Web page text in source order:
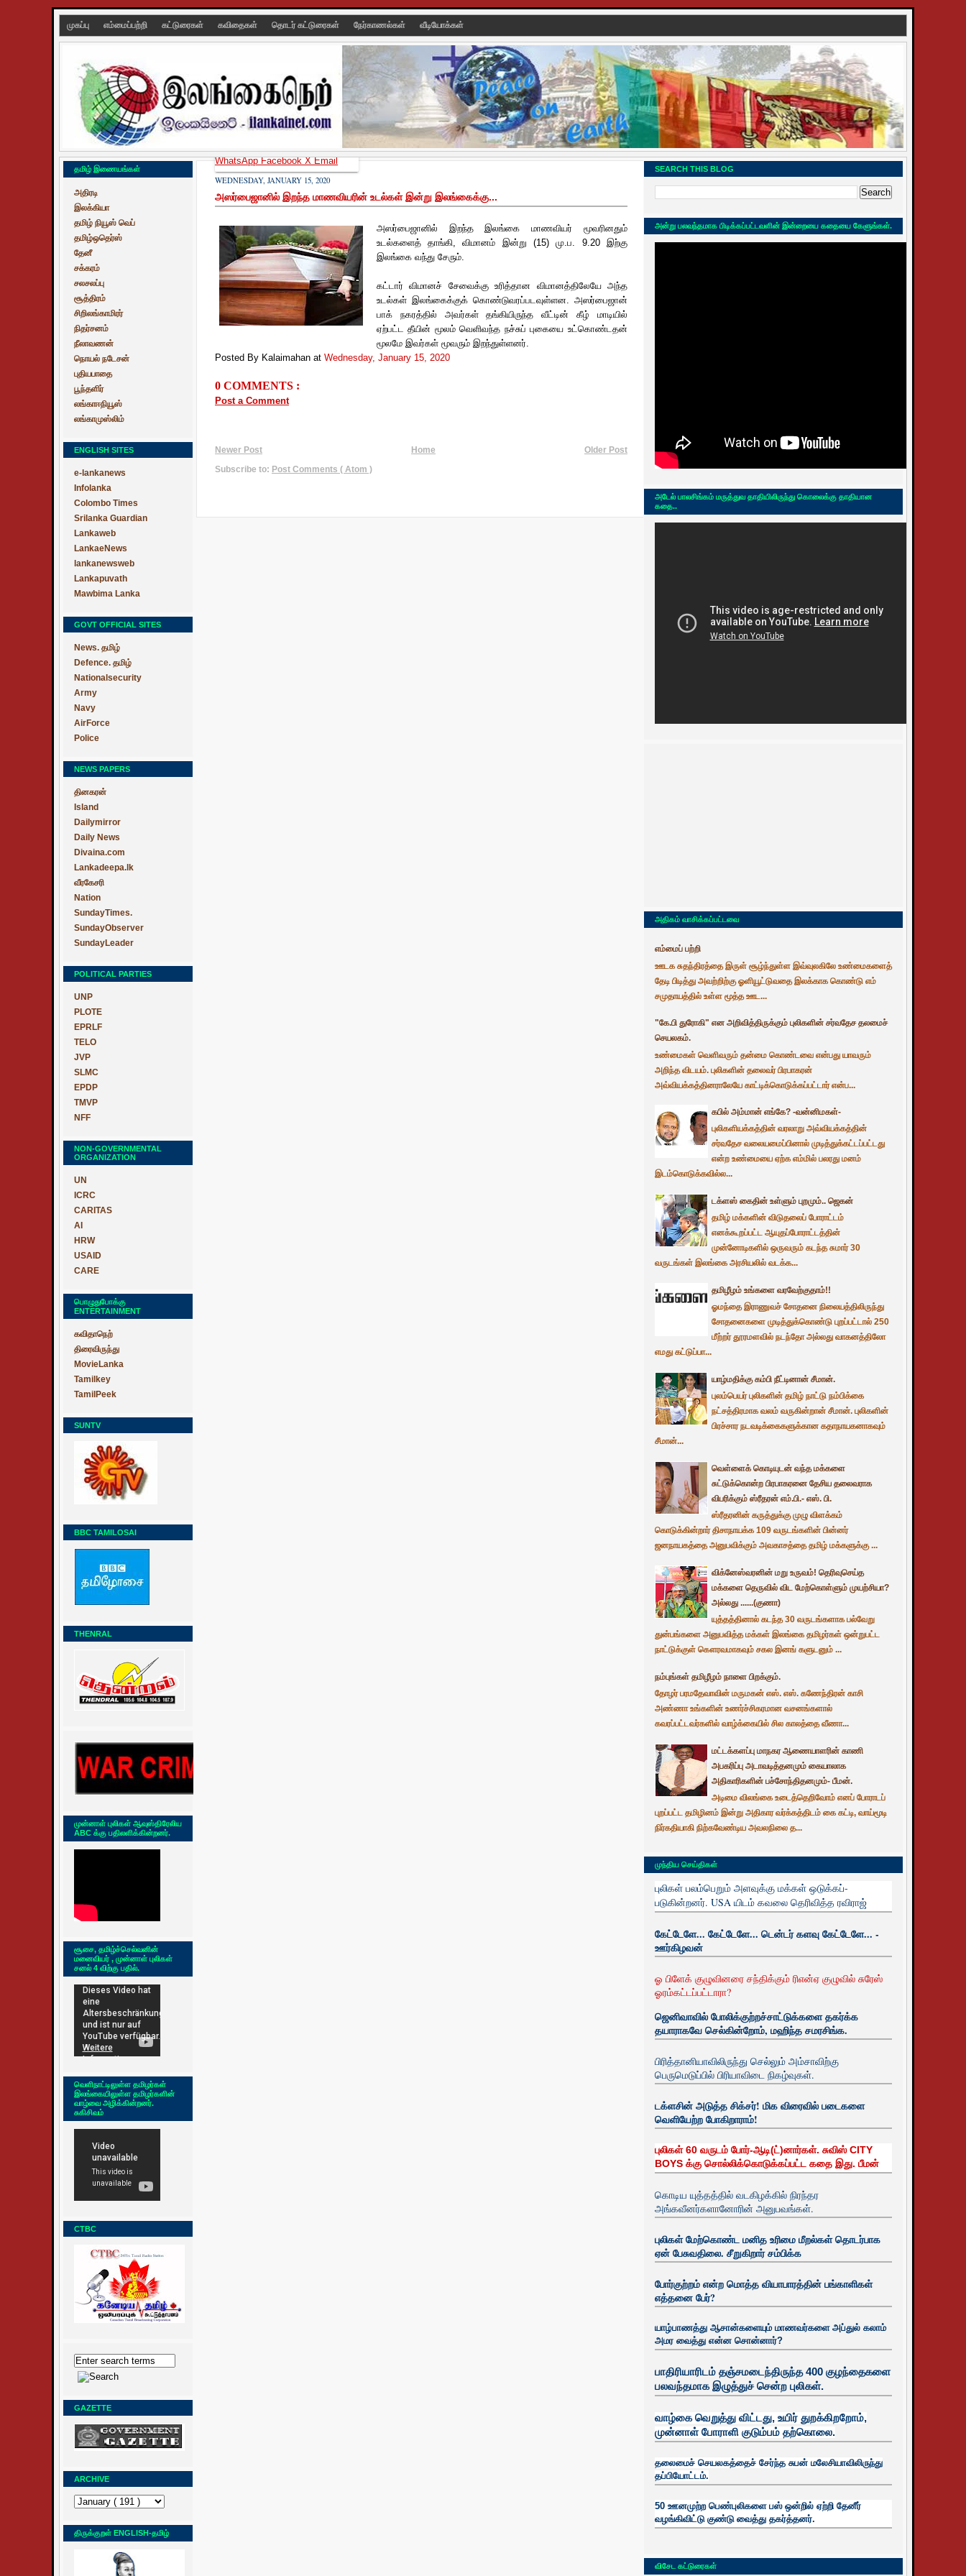
முகப்பு எம்மைப்பற்றி கட்டுரைகள் கவிதைகள் தொடர் கட்டுரைகள் நேர்காணல்கள் வீடியோக்கள்
தமிழ் இணையங்கள்
அதிரடி
இலக்கியா
தமிழ் நியூஸ் வெப்
தமிழ்ஒதெர்ஸ்
தேனீ
சக்கரம்
சலசலப்பு
சூத்திரம்
சிறிலங்காமிரர்
நிதர்சனம்
நீலாவணன்
நொயல் நடேசன்
புதியபாதை
பூந்தளிர்
லங்காஈநியூஸ்
லங்காமுஸ்லிம்
ENGLISH SITES
e-lankanews
Infolanka
Colombo Times
Srilanka Guardian
Lankaweb
LankaeNews
lankanewsweb
Lankapuvath
Mawbima Lanka
GOVT OFFICIAL SITES
News. தமிழ்
Defence. தமிழ்
Nationalsecurity
Army
Navy
AirForce
Police
NEWS PAPERS
தினகரன்
Island
Dailymirror
Daily News
Divaina.com
Lankadeepa.lk
வீரகேசரி
Nation
SundayTimes.
SundayObserver
SundayLeader
POLITICAL PARTIES
UNP
PLOTE
EPRLF
TELO
JVP
SLMC
EPDP
TMVP
NFF
NON-GOVERNMENTAL
ORGANIZATION
UN
ICRC
CARITAS
AI
HRW
USAID
CARE
பொழுதுபோக்கு
ENTERTAINMENT
கவிதாநெற்
திரைவிருந்து
MovieLanka
Tamilkey
TamilPeek
SUNTV
BBC TAMILOSAI
THENRAL
முன்னாள் புலிகள் ஆவுஸ்திரேலிய
ABC க்கு பதிலளிக்கின்றனர்.
சூசை, தமிழ்ச்செல்வனின்
மனைவியர் , முன்னாள் புலிகள்
சனல் 4 விற்கு பதில்.
வெளிநாட்டிலுள்ள தமிழர்கள்
இலங்கையிலுள்ள தமிழர்களின்
வாழ்வை அழிக்கின்றனர்.
சுகிசிவம்
CTBC
GAZETTE
ARCHIVE
திருக்குறள் ENGLISH-தமிழ்
WEDNESDAY, JANUARY 15, 2020
அஸர்பைஜானில் இறந்த மாணவியரின் உடல்கள் இன்று இலங்கைக்கு...
அஸர்பைஜானில் இறந்த இலங்கை மாணவியர் மூவரினதும்
உடல்களைத் தாங்கி, விமானம் இன்று (15) மு.ப. 9.20 இற்கு
இலங்கை வந்து சேரும்.
கட்டார் விமானச் சேவைக்கு உரித்தான விமானத்திலேயே அந்த
உடல்கள் இலங்கைக்குக் கொண்டுவரப்படவுள்ளன. அஸர்பைஜான்
பாக் நகரத்தில் அவர்கள் தங்கியிருந்த வீட்டின் கீழ் மாடியில்
ஏற்பட்ட தீயின் மூலம் வெளிவந்த நச்சுப் புகையை உட்கொண்டதன்
மூலமே இவர்கள் மூவரும் இறந்துள்ளனர்.
Posted By Kalaimahan at Wednesday, January 15, 2020
0 COMMENTS :
Post a Comment
Newer Post Older Post
Home
Subscribe to: Post Comments ( Atom )
WhatsAppFacebookXEmail
SEARCH THIS BLOG
அன்று பலவந்தமாக பிடிக்கப்பட்டவளின் இன்றையை கதையை கேளுங்கள்.
அடேல் பாலசிங்கம் மருத்துவ தாதியிலிருந்து கொலைக்கு தாதியான
கதை..
அதிகம் வாசிக்கப்பட்டவை
எம்மைப் பற்றி
ஊடக சுதந்திரத்தை இருள் சூழ்ந்துள்ள இவ்வுலகிலே உண்மைகளைத்
தேடி பிடித்து அவற்றிற்கு ஓளியூட்டுவதை இலக்காக கொண்டு எம்
சமுதாயத்தில் உள்ள மூத்த ஊட...
"கே.பி துரோகி" என அறிவித்திருக்கும் புலிகளின் சர்வதேச தலமைச்
செயலகம்.
உண்மைகள் வெளிவரும் தன்மை கொண்டவை என்பது யாவரும்
அறிந்த விடயம். புலிகளின் தலைவர் பிரபாகரன்
அவ்வியக்கத்தினராலேயே காட்டிக்கொடுக்கப்பட்டார் என்ப...
கபில் அம்மான் எங்கே? -வன்னிமகள்-
புலிகளியக்கத்தின் வரலாறு அவ்வியக்கத்தின்
சர்வதேச வலையமைப்பினால் முடித்துக்கட்டப்பட்டது
என்ற உண்மையை ஏற்க எம்மில் பலரது மனம்
இடம்கொடுக்கவில்ல...
டக்ளஸ் கைதின் உள்ளும் புறமும்.. ஜெகன்
தமிழ் மக்களின் விடுதலைப் போராட்டம்
எனக்கூறப்பட்ட ஆயுதப்போராட்டத்தின்
முன்னோடிகளில் ஒருவரும் கடந்த சுமார் 30
வருடங்கள் இலங்கை அரசியலில் வடக்க...
தமிழீழம் உங்களை வரவேற்குதாம்!!
ஓமந்தை இராணுவச் சோதனை நிலையத்திலிருந்து
சோதனைகளை முடித்துக்கொண்டு புறப்பட்டால் 250
மீற்றர் தூரமளவில் நடந்தோ அல்லது வாகனத்திலோ
எமது கட்டுப்பா...
யாழ்மதிக்கு கம்பி நீட்டினான் சீமான்.
புலம்பெயர் புலிகளின் தமிழ் நாட்டு நம்பிக்கை
நட்சத்திரமாக வலம் வருகின்றான் சீமான். புலிகளின்
பிரச்சார நடவடிக்கைகளுக்கான கதாநாயகனாகவும்
சீமான்...
வெள்ளைக் கொடியுடன் வந்த மக்களை
சுட்டுக்கொன்ற பிரபாகரனை தேசிய தலைவராக
விபரிக்கும் ஸ்ரீதரன் எம்.பி.- எஸ். பி.
ஸ்ரீதரனின் கருத்துக்கு முழு விளக்கம்
கொடுக்கின்றார் திசாநாயக்க 109 வருடங்களின் பின்னர்
ஜனநாயகத்தை அனுபவிக்கும் அவகாசத்தை தமிழ் மக்களுக்கு ...
விக்னேஸ்வரனின் மறு உருவம்! தெரிவுசெய்த
மக்களை தெருவில் விட மேற்கொள்ளும் முயற்சியா?
அல்லது ......(குணா)
யுத்தத்தினால் கடந்த 30 வருடங்களாக பல்வேறு
துன்பங்களை அனுபவித்த மக்கள் இலங்கை தமிழர்கள் ஒன்றுபட்ட
நாட்டுக்குள் கௌரவமாகவும் சகல இனங் களுடனும் ...
நம்புங்கள் தமிழீழம் நாளை பிறக்கும்.
தோழர் பரமதேவாவின் மருமகன் எஸ். எஸ். கணேந்திரன் காசி
அண்ணா உங்களின் உணர்ச்சிகரமான வசனங்களால்
கவரப்பட்டவர்களில் வாழ்க்கையில் சில காலத்தை வீணா...
மட்டக்களப்பு மாநகர ஆணையாளரின் காணி
அபகரிப்பு அடாவடித்தனமும் கையாலாக
அதிகாரிகளின் பச்சோந்திதனமும்- பீமன்.
அடிமை விலங்கை உடைத்தெறிவோம் எனப் போராடப்
புறப்பட்ட தமிழினம் இன்று அதிகார வர்க்கத்திடம் கை கட்டி, வாய்மூடி
நிர்கதியாகி நிற்கவேண்டிய அவலநிலை த...
முந்திய செய்திகள்
புலிகள் பலம்பெறும் அளவுக்கு மக்கள் ஒடுக்கப்-
படுகின்றனர். USA யிடம் கவலை தெரிவித்த ரவிராஜ்
கேட்டேளே... கேட்டேளே... டென்டர் களவு கேட்டேளே... -
ஊர்கிழவன்
ஓ பிளேக் குழுவினரை சந்திக்கும் ரிஎன்ஏ குழுவில் சுரேஸ்
ஓரம்கட்டப்பட்டாரா?
ஜெனிவாவில் போலிக்குற்றச்சாட்டுக்களை தகர்க்க
தயாராகவே செல்கின்றோம், மஹிந்த சமரசிங்க.
பிரித்தானியாவிலிருந்து செல்லும் அம்சாவிற்கு
பெருமெடுப்பில் பிரியாவிடை நிகழ்வுகள்.
டக்ளசின் அடுத்த சிக்சர்! மிக விரைவில் படைகளை
வெளியேற்ற போகிறாராம்!
புலிகள் 60 வருடம் போர்-ஆடி(ட்)னார்கள். சுவிஸ் CITY
BOYS க்கு சொல்லிக்கொடுக்கப்பட்ட கதை இது. பீமன்
கொடிய யுத்தத்தில் வடகிழக்கில் நிரந்தர
அங்கவீனர்களானோரின் அனுபவங்கள்.
புலிகள் மேற்கொண்ட மனித உரிமை மீறல்கள் தொடர்பாக
ஏன் பேசுவதிலை. சீறுகிறார் சம்பிக்க
போர்குற்றம் என்ற மொத்த வியாபாரத்தின் பங்காளிகள்
எத்தனை பேர்?
யாழ்பாணத்து ஆசான்களையும் மாணவர்களை அப்துல் கலாம்
அமர வைத்து என்ன சொன்னார்?
பாதிரியாரிடம் தஞ்சமடைந்திருந்த 400 குழந்தைகளை
பலவந்தமாக இழுத்துச் சென்ற புலிகள்.
வாழ்கை வெறுத்து விட்டது, உயிர் துறக்கிறறோம்,
முன்னாள் போராளி குடும்பம் தற்கொலை.
தலைமைச் செயலகத்தைச் சேர்ந்த சுபன் மலேசியாவிலிருந்து
தப்பியோட்டம்.
50 ஊனமுற்ற பெண்புலிகளை பஸ் ஒன்றில் ஏற்றி தேனீர்
வழங்கிவிட்டு குண்டு வைத்து தகர்த்தனர்.
விசேட கட்டுரைகள்